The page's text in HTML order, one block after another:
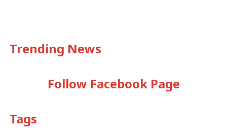
Trending News
Follow Facebook Page
Tags